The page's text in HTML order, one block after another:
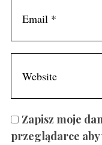
Zapisz moje
przeglądarce aby